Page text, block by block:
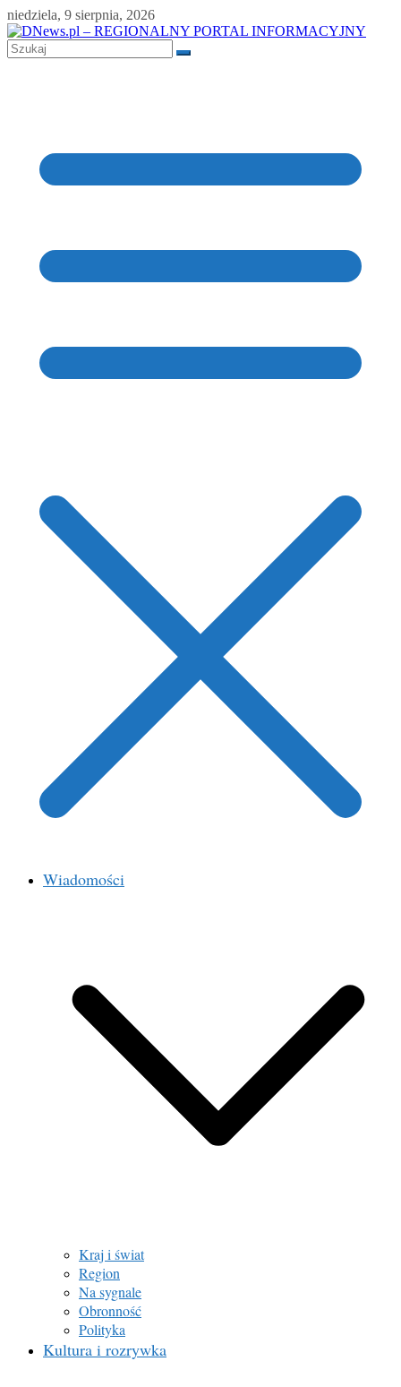
Skip
to
content
niedziela, 9 sierpnia, 2026
Wiadomości
Kraj i świat
Region
Na sygnale
Obronność
Polityka
Kultura i rozrywka